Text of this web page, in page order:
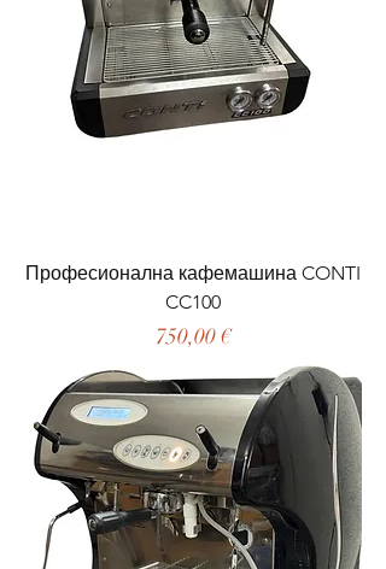
Професионална кафемашина CONTI
CC100
Цена
750,00 €